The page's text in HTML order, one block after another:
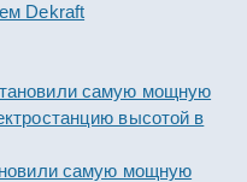
Dekraft
самую мощную